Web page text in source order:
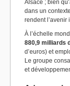
Alsace ; bien
dans un
rendent l’avenir
À l’échelle
880,9 milliards
d’euros) et
Le groupe
et